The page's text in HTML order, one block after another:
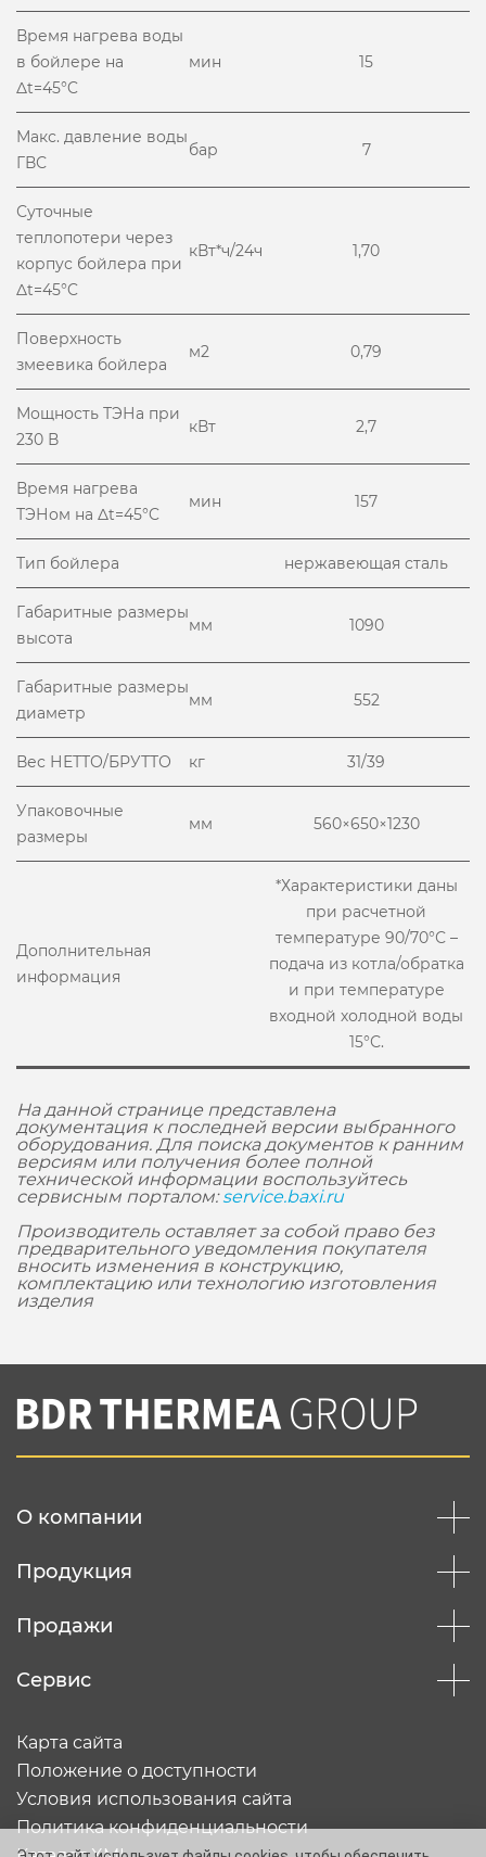
Время нагрева воды
в бойлере на
Δt=45°C
мин 15
Макс. давление воды
ГВС
бар 7
Суточные
теплопотери через
корпус бойлера при
Δt=45°C
кВт*ч/24ч 1,70
Поверхность
змеевика бойлера
м2 0,79
Мощность ТЭНа при
230 В
кВт 2,7
Время нагрева
ТЭНом на Δt=45°C
мин 157
Тип бойлера нержавеющая сталь
Габаритные размеры
высота
мм 1090
Габаритные размеры
диаметр
мм 552
Вес НЕТТО/БРУТТО кг 31/39
Упаковочные
размеры
мм 560×650×1230
Дополнительная
информация
*Характеристики даны
при расчетной
температуре 90/70°С –
подача из котла/обратка
и при температуре
входной холодной воды
15°С.
На данной странице представлена
документация к последней версии выбранного
оборудования. Для поиска документов к ранним
версиям или получения более полной
технической информации воспользуйтесь
сервисным порталом:service.baxi.ru
Производитель оставляет за собой право без
предварительного уведомления покупателя
вносить изменения в конструкцию,
комплектацию или технологию изготовления
изделия
О компании
Продукция
Продажи
Сервис
Карта сайта
Положение о доступности
Условия использования сайта
Политика конфиденциальности